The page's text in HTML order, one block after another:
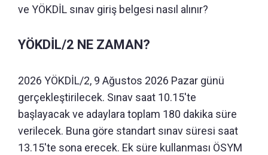
ve YÖKDİL sınav giriş belgesi nasıl alınır?
YÖKDİL/2 NE ZAMAN?
2026 YÖKDİL/2, 9 Ağustos 2026 Pazar günü
gerçekleştirilecek. Sınav saat 10.15'te
başlayacak ve adaylara toplam 180 dakika süre
verilecek. Buna göre standart sınav süresi saat
13.15'te sona erecek. Ek süre kullanması ÖSYM